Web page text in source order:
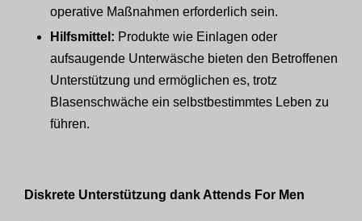
operative Maßnahmen erforderlich sein.
Hilfsmittel: Produkte wie Einlagen oder
aufsaugende Unterwäsche bieten den Betroffenen
Unterstützung und ermöglichen es, trotz
Blasenschwäche ein selbstbestimmtes Leben zu
führen.
Diskrete Unterstützung dank Attends For Men